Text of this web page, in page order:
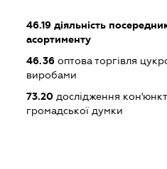
46.19 діяльність
асортименту
46.36 оптова торгівля
виробами
73.20 дослідження
громадської думки